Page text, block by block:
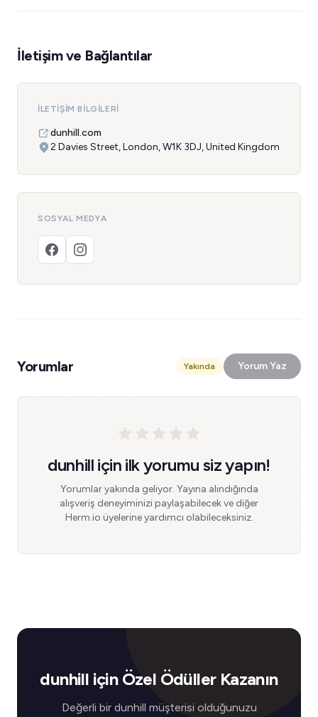
İletişim ve Bağlantılar
İLETIŞIM BILGILERI
dunhill.com
2 Davies Street, London, W1K 3DJ, United Kingdom
SOSYAL MEDYA
Yorumlar Yakında Yorum Yaz
dunhill için ilk yorumu siz yapın!
Yorumlar yakında geliyor. Yayına alındığında
alışveriş deneyiminizi paylaşabilecek ve diğer
Herm.io üyelerine yardımcı olabileceksiniz.
dunhill için Özel Ödüller Kazanın
Değerli bir dunhill müşterisi olduğunuzu